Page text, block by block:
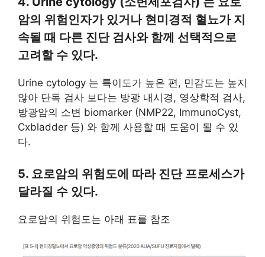
암의 위험인자가 있거나 현미경적 혈뇨가 지
속될 때 다른 진단 검사와 함께 선택적으로
고려할 수 있다.
Urine cytology 는 특이도가 높은 편, 민감도는 높지
않아 단독 검사 보다는 방광 내시경, 영상학적 검사,
방광암의 소변 biomarker (NMP22, ImmunoCyst,
Cxbladder 등) 와 함께 사용할 때 도움이 될 수 있
다.
5. 요로암의 위험도에 따라 진단 프로세스가
달라질 수 있다.
요로암의 위험도는 아래 표를 참조